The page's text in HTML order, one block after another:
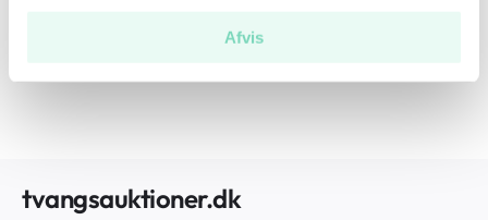
Afvis
tvangsauktioner.dk